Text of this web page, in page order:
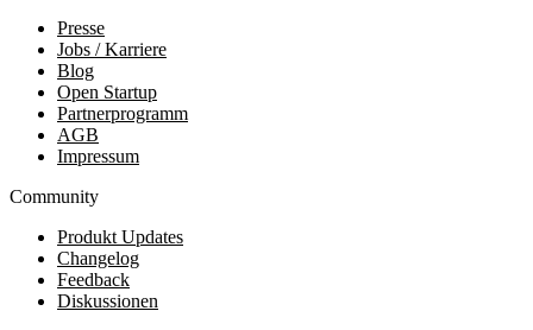
Presse
Jobs / Karriere
Blog
Open Startup
Partnerprogramm
AGB
Impressum
Community
Produkt Updates
Changelog
Feedback
Diskussionen